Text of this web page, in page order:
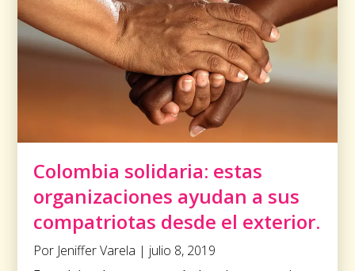
Colombia solidaria: estas
organizaciones ayudan a sus
compatriotas desde el exterior.
Por Jeniffer Varela | julio 8, 2019